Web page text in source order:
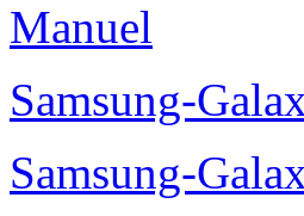
Manuel
Samsung-
Samsung-